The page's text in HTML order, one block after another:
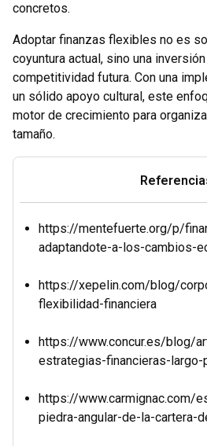
concretos.
Adoptar finanzas flexibles no es
coyuntura actual, sino una
competitividad futura. Con una
un sólido apoyo cultural, este
motor de crecimiento para
tamaño.
https://mentefuerte.org/p/
adaptandote-a-los-cambios-
https://xepelin.com/blog/
flexibilidad-financiera
https://www.concur.es/blog/
estrategias-financieras-largo-
https://www.carmignac.com/
piedra-angular-de-la-cartera-